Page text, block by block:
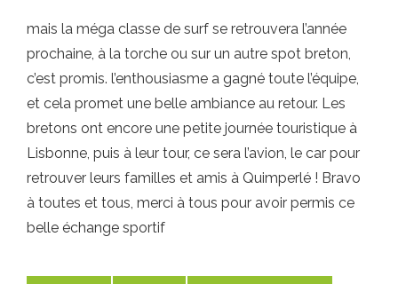
mais la méga classe de surf se retrouvera l’année
prochaine, à la torche ou sur un autre spot breton,
c’est promis. l’enthousiasme a gagné toute l’équipe,
et cela promet une belle ambiance au retour. Les
bretons ont encore une petite journée touristique à
Lisbonne, puis à leur tour, ce sera l’avion, le car pour
retrouver leurs familles et amis à Quimperlé ! Bravo
à toutes et tous, merci à tous pour avoir permis ce
belle échange sportif